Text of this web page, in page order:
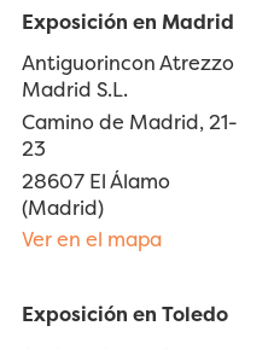
Exposición en Madrid
Antiguorincon Atrezzo
Madrid S.L.
Camino de Madrid, 21-
23
28607 El Álamo
(Madrid)
Ver en el mapa
Exposición en Toledo